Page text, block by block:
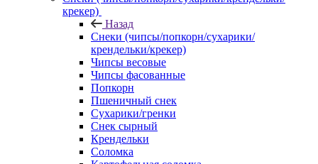
крекер)
Назад
Снеки (чипсы/попкорн/сухарики/
крендельки/крекер)
Чипсы весовые
Чипсы фасованные
Попкорн
Пшеничный снек
Сухарики/гренки
Снек сырный
Крендельки
Соломка